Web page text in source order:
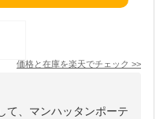
価格と在庫を楽天でチェック >>
て、マンハッタンポーテ